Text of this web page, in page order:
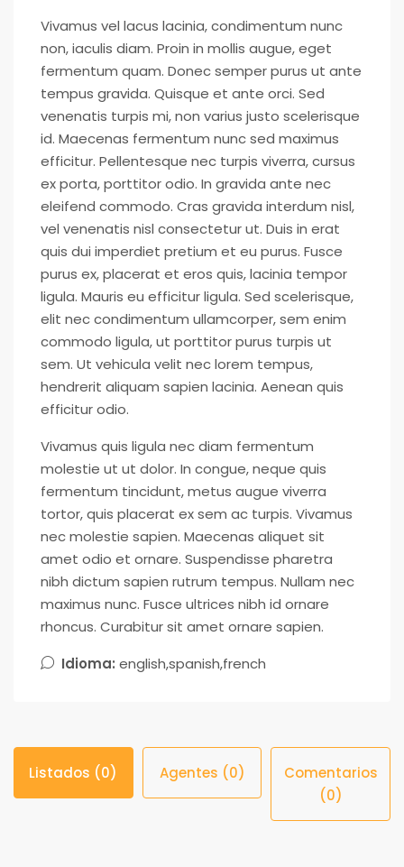
Vivamus vel lacus lacinia, condimentum nunc
non, iaculis diam. Proin in mollis augue, eget
fermentum quam. Donec semper purus ut ante
tempus gravida. Quisque et ante orci. Sed
venenatis turpis mi, non varius justo scelerisque
id. Maecenas fermentum nunc sed maximus
efficitur. Pellentesque nec turpis viverra, cursus
ex porta, porttitor odio. In gravida ante nec
eleifend commodo. Cras gravida interdum nisl,
vel venenatis nisl consectetur ut. Duis in erat
quis dui imperdiet pretium et eu purus. Fusce
purus ex, placerat et eros quis, lacinia tempor
ligula. Mauris eu efficitur ligula. Sed scelerisque,
elit nec condimentum ullamcorper, sem enim
commodo ligula, ut porttitor purus turpis ut
sem. Ut vehicula velit nec lorem tempus,
hendrerit aliquam sapien lacinia. Aenean quis
efficitur odio.
Vivamus quis ligula nec diam fermentum
molestie ut ut dolor. In congue, neque quis
fermentum tincidunt, metus augue viverra
tortor, quis placerat ex sem ac turpis. Vivamus
nec molestie sapien. Maecenas aliquet sit
amet odio et ornare. Suspendisse pharetra
nibh dictum sapien rutrum tempus. Nullam nec
maximus nunc. Fusce ultrices nibh id ornare
rhoncus. Curabitur sit amet ornare sapien.
Idioma: english,spanish,french
Listados (0) Agentes (0)
Comentarios
(0)